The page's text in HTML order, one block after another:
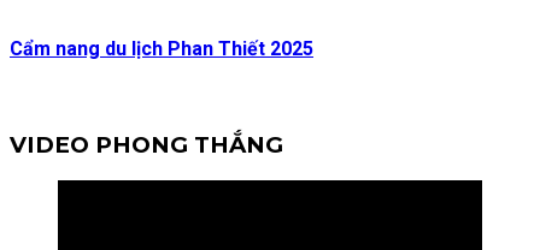
Cẩm nang du lịch Phan Thiết 2025
VIDEO PHONG THẮNG